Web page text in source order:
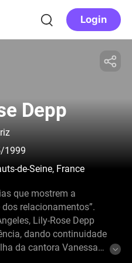
Login
Depp
1999
de-Seine, France
que mostrem a
relacionamentos”.
Lily-Rose Depp
dando continuidade
da cantora Vanessa